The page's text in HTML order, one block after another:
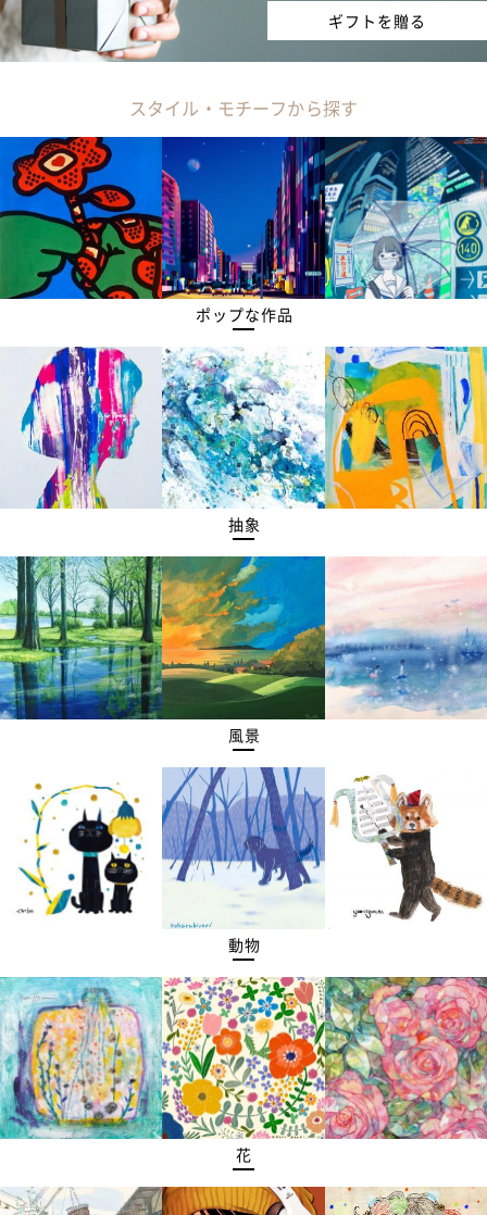
ギフトを贈る
スタイル・モチーフから探す
ポップな作品
抽象
風景
動物
花